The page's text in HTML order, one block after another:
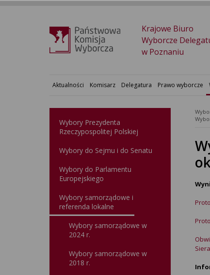
Krajowe Biuro
Wyborcze
w Poznaniu
Aktualności Komisarz Delegatura Prawo wyborcze
Wybory Prezydenta
Rzeczypospolitej Polskiej
Wybory do Sejmu i do Senatu
Wybory do Parlamentu
Europejskiego
Wybory samorządowe i
referenda lokalne
Wybory samorządowe w
2024 r.
Wybory samorządowe w
2018 r.